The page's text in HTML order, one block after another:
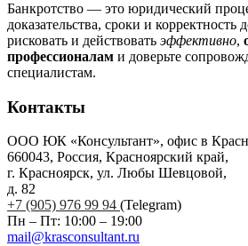
Банкротство — это юридический
доказательства, сроки и
рисковать и действовать эффективно,
профессионалам и доверьте
специалистам.
Контакты
ООО ЮК «Консультант», офис в
660043, Россия, Красноярский край,
г. Красноярск, ул. Любы Шевцовой,
д. 82
+7 (905) 976 99 94 (Telegram)
Пн – Пт: 10:00 – 19:00
mail@krasconsultant.ru